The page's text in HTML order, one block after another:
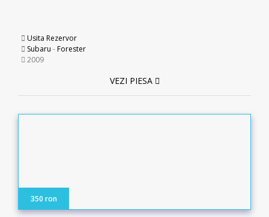
Usita Rezervor
Subaru -Forester
2009
VEZI PIESA
350 ron